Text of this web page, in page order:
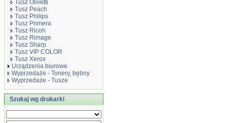
Tusz Olivetti
Tusz Peach
Tusz Philips
Tusz Primera
Tusz Ricoh
Tusz Rimage
Tusz Sharp
Tusz VIP COLOR
Tusz Xerox
Urządzenia biurowe
Wyprzedaże - Tonery, bębny
Wyprzedaże - Tusze
Szukaj wg drukarki